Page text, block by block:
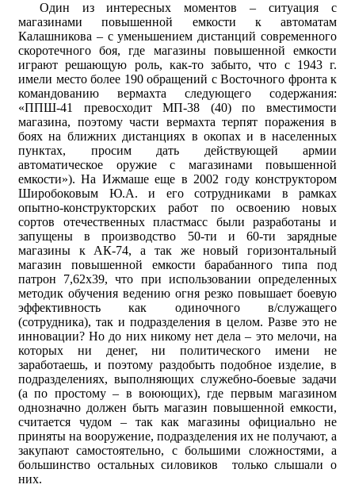
Один из интересных моментов – ситуация с
магазинами повышенной емкости к автоматам
Калашникова – с уменьшением дистанций современного
скоротечного боя, где магазины повышенной емкости
играют решающую роль, как-то забыто, что с 1943 г.
имели место более 190 обращений с Восточного фронта к
командованию вермахта следующего содержания:
«ППШ-41 превосходит МП-38 (40) по вместимости
магазина, поэтому части вермахта терпят поражения в
боях на ближних дистанциях в окопах и в населенных
пунктах, просим дать действующей армии
автоматическое оружие с магазинами повышенной
емкости»). На Ижмаше еще в 2002 году конструктором
Широбоковым Ю.А. и его сотрудниками в рамках
опытно-конструкторских работ по освоению новых
сортов отечественных пластмасс были разработаны и
запущены в производство 50-ти и 60-ти зарядные
магазины к АК-74, а так же новый горизонтальный
магазин повышенной емкости барабанного типа под
патрон 7,62х39, что при использовании определенных
методик обучения ведению огня резко повышает боевую
эффективность как одиночного в/служащего
(сотрудника), так и подразделения в целом. Разве это не
инновации? Но до них никому нет дела – это мелочи, на
которых ни денег, ни политического имени не
заработаешь, и поэтому раздобыть подобное изделие, в
подразделениях, выполняющих служебно-боевые задачи
(а по простому – в воюющих), где первым магазином
однозначно должен быть магазин повышенной емкости,
считается чудом – так как магазины официально не
приняты на вооружение, подразделения их не получают, а
закупают самостоятельно, с большими сложностями, а
большинство остальных силовиков только слышали о
них.